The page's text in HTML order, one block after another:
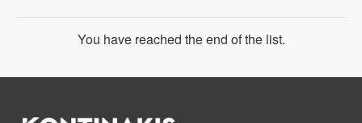
You have reached the end of the list.